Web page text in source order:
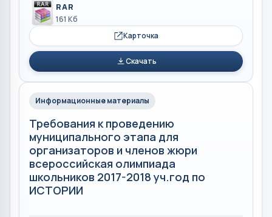
RAR
161 Кб
Карточка
Скачать
Информационные материалы
Требования к проведению
муниципального этапа для
организаторов и членов жюри
всероссийская олимпиада
школьников 2017-2018 уч.год по
ИСТОРИИ